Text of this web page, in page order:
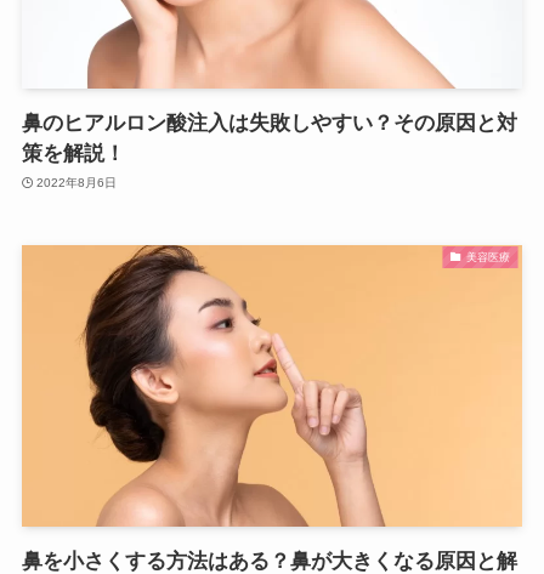
鼻のヒアルロン酸注入は失敗しやすい？その原因と対
策を解説！
2022年8月6日
美容医療
鼻を小さくする方法はある？鼻が大きくなる原因と解